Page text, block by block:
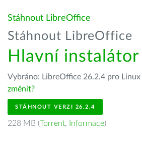
Stáhnout LibreOffice
Stáhnout LibreOffice
Hlavní instalátor
Vybráno: LibreOffice 26.2.4 pro Linux
změnit?
STÁHNOUT VERZI 26.2.4
228 MB (Torrent, Informace)